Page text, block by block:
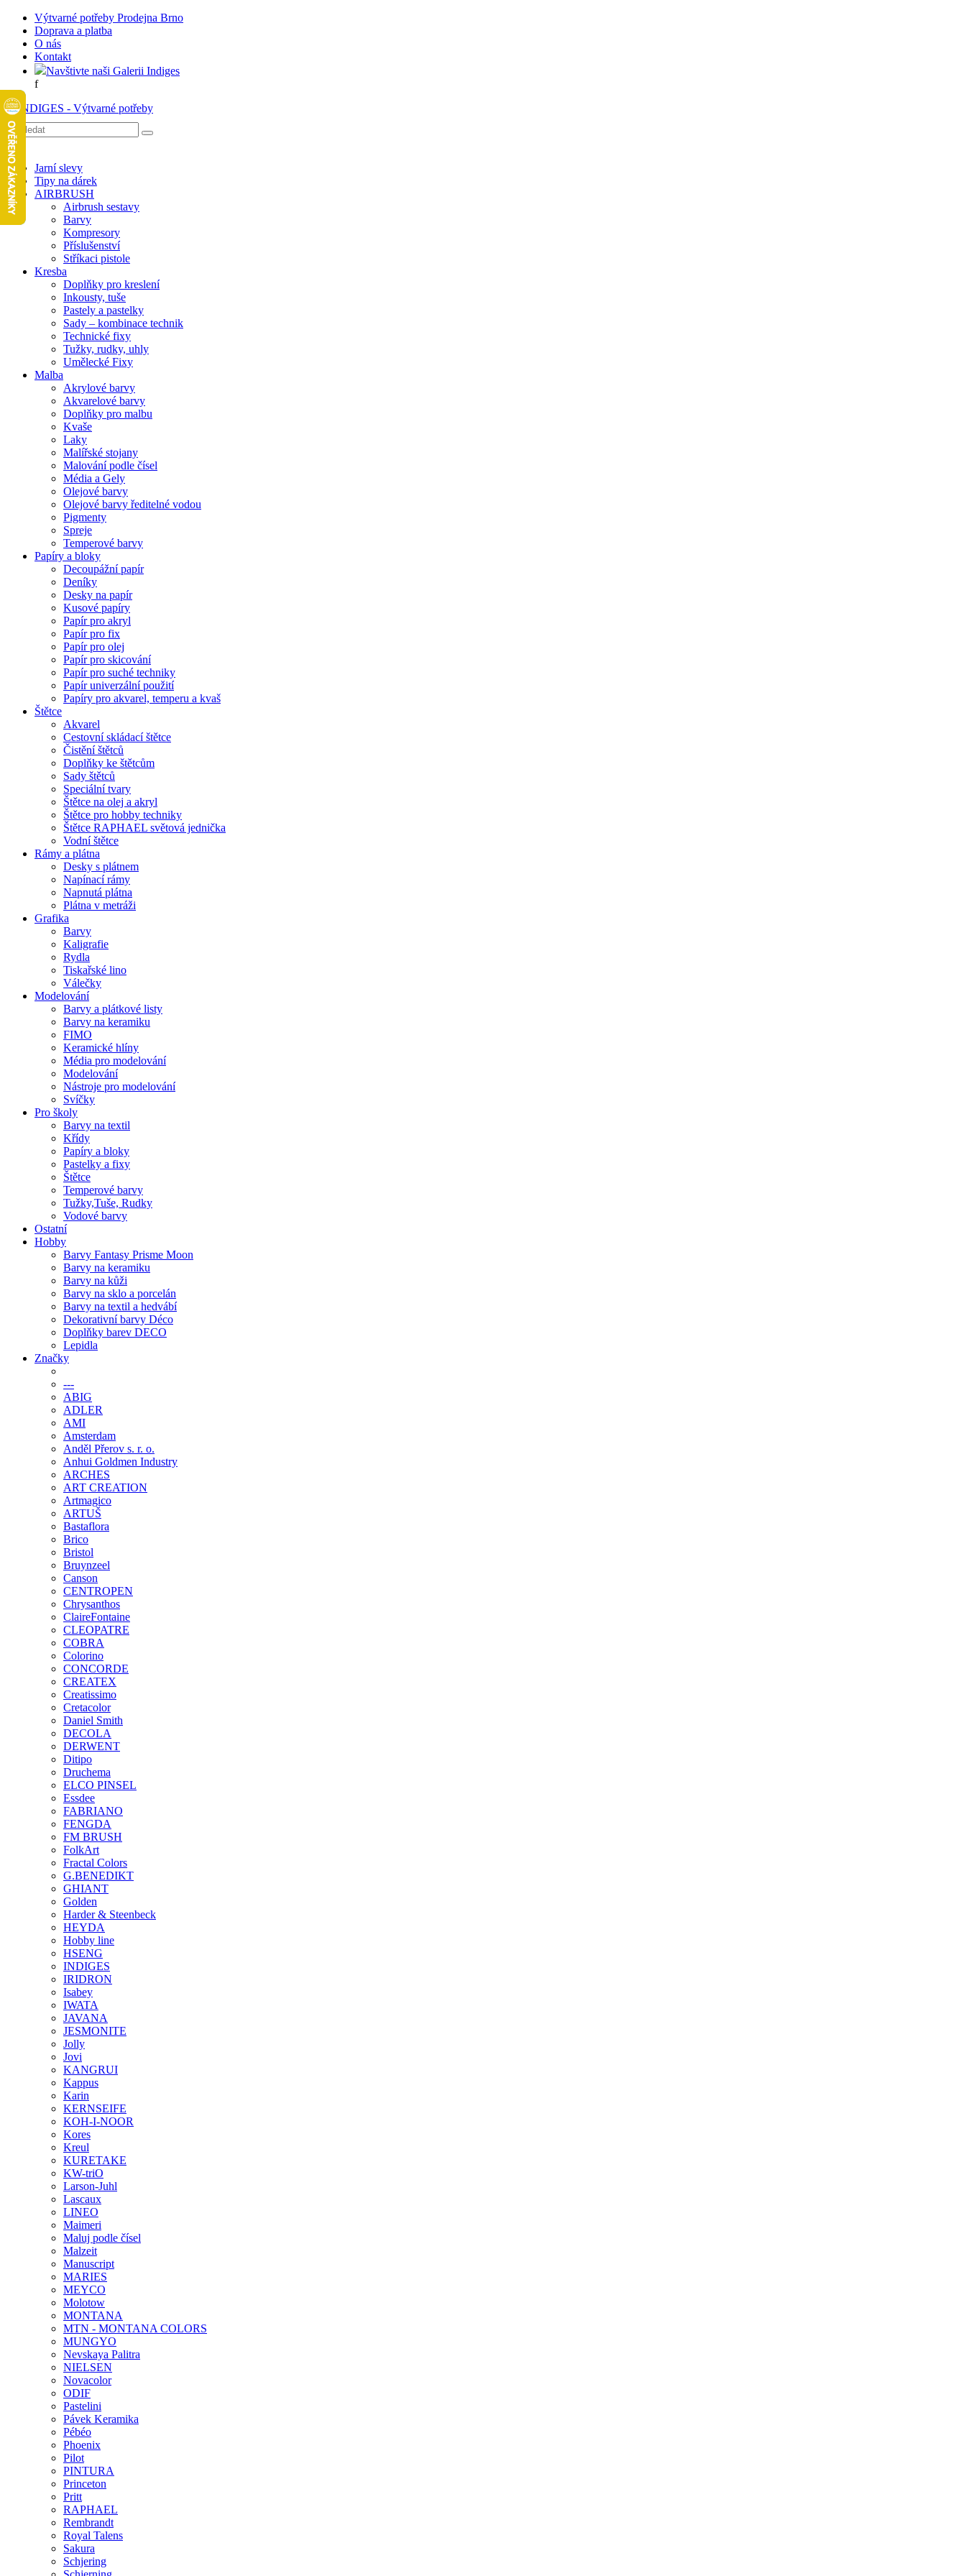
Výtvarné potřeby Prodejna Brno
Doprava a platba
O nás
Kontakt
Navštivte naši Galerii Indiges
f
Jarní slevy
Tipy na dárek
AIRBRUSH
Airbrush sestavy
Barvy
Kompresory
Příslušenství
Stříkaci pistole
Kresba
Doplňky pro kreslení
Inkousty, tuše
Pastely a pastelky
Sady – kombinace technik
Technické fixy
Tužky, rudky, uhly
Umělecké Fixy
Malba
Akrylové barvy
Akvarelové barvy
Doplňky pro malbu
Kvaše
Laky
Malířské stojany
Malování podle čísel
Média a Gely
Olejové barvy
Olejové barvy ředitelné vodou
Pigmenty
Spreje
Temperové barvy
Papíry a bloky
Decoupážní papír
Deníky
Desky na papír
Kusové papíry
Papír pro akryl
Papír pro fix
Papír pro olej
Papír pro skicování
Papír pro suché techniky
Papír univerzální použití
Papíry pro akvarel, temperu a kvaš
Štětce
Akvarel
Cestovní skládací štětce
Čistění štětců
Doplňky ke štětcům
Sady štětců
Speciální tvary
Štětce na olej a akryl
Štětce pro hobby techniky
Štětce RAPHAEL světová jednička
Vodní štětce
Rámy a plátna
Desky s plátnem
Napínací rámy
Napnutá plátna
Plátna v metráži
Grafika
Barvy
Kaligrafie
Rydla
Tiskařské lino
Válečky
Modelování
Barvy a plátkové listy
Barvy na keramiku
FIMO
Keramické hlíny
Média pro modelování
Modelování
Nástroje pro modelování
Svíčky
Pro školy
Barvy na textil
Křídy
Papíry a bloky
Pastelky a fixy
Štětce
Temperové barvy
Tužky,Tuše, Rudky
Vodové barvy
Ostatní
Hobby
Barvy Fantasy Prisme Moon
Barvy na keramiku
Barvy na kůži
Barvy na sklo a porcelán
Barvy na textil a hedvábí
Dekorativní barvy Déco
Doplňky barev DECO
Lepidla
Značky
---
ABIG
ADLER
AMI
Amsterdam
Anděl Přerov s. r. o.
Anhui Goldmen Industry
ARCHES
ART CREATION
Artmagico
ARTUŠ
Bastaflora
Brico
Bristol
Bruynzeel
Canson
CENTROPEN
Chrysanthos
ClaireFontaine
CLEOPATRE
COBRA
Colorino
CONCORDE
CREATEX
Creatissimo
Cretacolor
Daniel Smith
DECOLA
DERWENT
Ditipo
Druchema
ELCO PINSEL
Essdee
FABRIANO
FENGDA
FM BRUSH
FolkArt
Fractal Colors
G.BENEDIKT
GHIANT
Golden
Harder & Steenbeck
HEYDA
Hobby line
HSENG
INDIGES
IRIDRON
Isabey
IWATA
JAVANA
JESMONITE
Jolly
Jovi
KANGRUI
Kappus
Karin
KERNSEIFE
KOH-I-NOOR
Kores
Kreul
KURETAKE
KW-triO
Larson-Juhl
Lascaux
LINEO
Maimeri
Maluj podle čísel
Malzeit
Manuscript
MARIES
MEYCO
Molotow
MONTANA
MTN - MONTANA COLORS
MUNGYO
Nevskaya Palitra
NIELSEN
Novacolor
ODIF
Pastelini
Pávek Keramika
Pébéo
Phoenix
Pilot
PINTURA
Princeton
Pritt
RAPHAEL
Rembrandt
Royal Talens
Sakura
Schjering